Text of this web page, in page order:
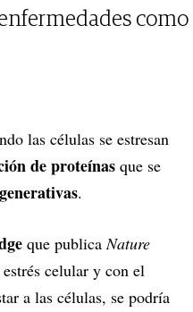
como
las células se estresan
de proteínas que se
.
que publicaNature
celular y con el
a las células, se podría